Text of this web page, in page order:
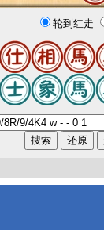
轮到红走